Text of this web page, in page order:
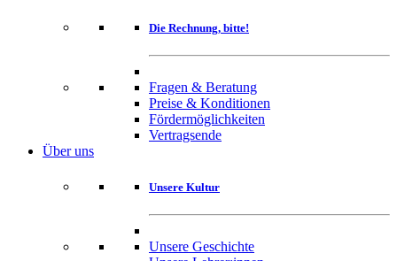
Die Rechnung, bitte!
Fragen & Beratung
Preise & Konditionen
Fördermöglichkeiten
Vertragsende
Über uns
Unsere Kultur
Unsere Geschichte